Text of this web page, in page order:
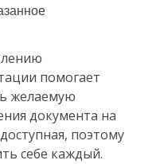
помогает
желаемую
документа на
поэтому
себе каждый.